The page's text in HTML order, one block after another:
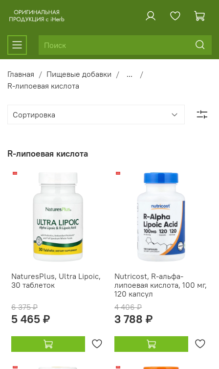
Главная Пищевые добавки
...
R-липоевая кислота
R-липоевая кислота
-14%
NaturesPlus, Ultra Lipoic,
30 таблеток
6 375 ₽
5 465 ₽
-14%
Nutricost, R-альфа-
липоевая кислота, 100 мг,
120 капсул
4 406 ₽
3 788 ₽
-22% -15%